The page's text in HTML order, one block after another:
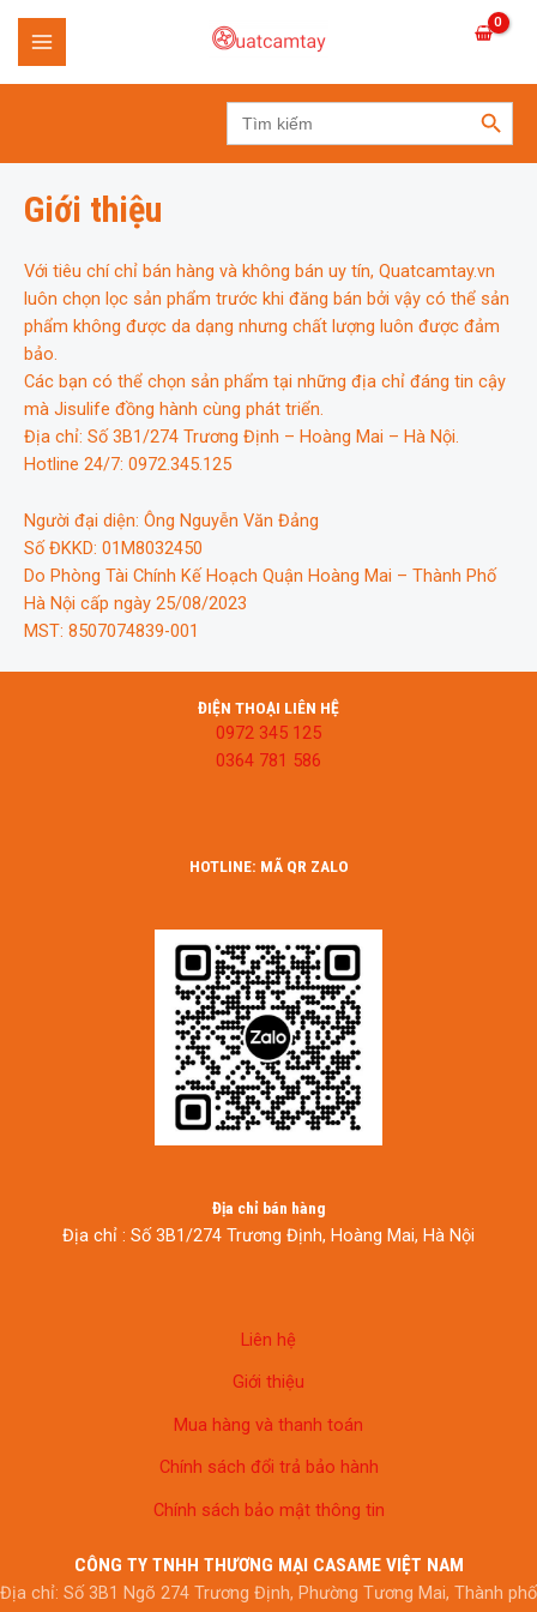
content
MAIN
Search
for:
SEARCH BUTTON
Giới thiệu
Với tiêu chí chỉ bán hàng và không bán uy tín, Quatcamtay.vn
luôn chọn lọc sản phẩm trước khi đăng bán bởi vậy có thể sản
phẩm không được da dạng nhưng chất lượng luôn được đảm
bảo.
Các bạn có thể chọn sản phẩm tại những địa chỉ đáng tin cậy
mà Jisulife đồng hành cùng phát triển.
Địa chỉ: Số 3B1/274 Trương Định – Hoàng Mai – Hà Nội.
Hotline 24/7: 0972.345.125
Người đại diện: Ông Nguyễn Văn Đảng
Số ĐKKD: 01M8032450
Do Phòng Tài Chính Kế Hoạch Quận Hoàng Mai – Thành Phố
Hà Nội cấp ngày 25/08/2023
MST: 8507074839-001
ĐIỆN THOẠI LIÊN HỆ
0972 345 125
0364 781 586
HOTLINE: MÃ QR ZALO
Địa chỉ bán hàng
Địa chỉ : Số 3B1/274 Trương Định, Hoàng Mai, Hà Nội
Liên hệ
Giới thiệu
Mua hàng và thanh toán
Chính sách đổi trả bảo hành
Chính sách bảo mật thông tin
CÔNG TY TNHH THƯƠNG MẠI CASAME VIỆT NAM
Địa chỉ: Số 3B1 Ngõ 274 Trương Định, Phường Tương Mai, Thành phố